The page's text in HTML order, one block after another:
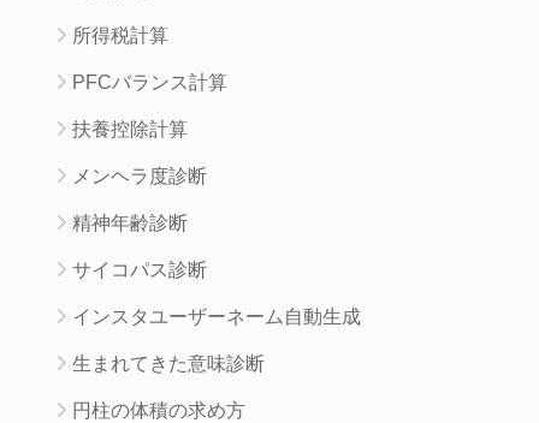
所得税計算
PFCバランス計算
扶養控除計算
メンヘラ度診断
精神年齢診断
サイコパス診断
インスタユーザーネーム自動生成
生まれてきた意味診断
円柱の体積の求め方